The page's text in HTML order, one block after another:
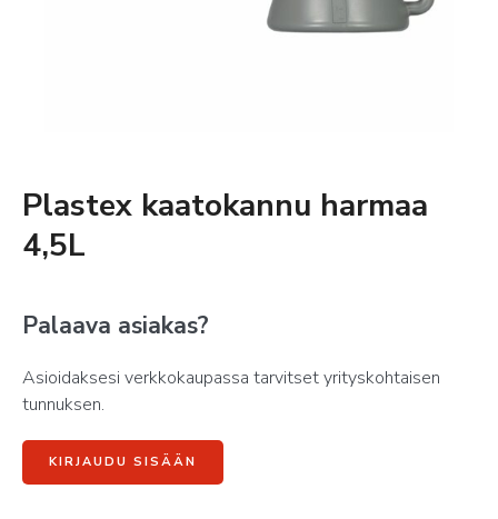
Plastex kaatokannu harmaa
4,5L
Palaava asiakas?
Asioidaksesi verkkokaupassa tarvitset yrityskohtaisen
tunnuksen.
KIRJAUDU SISÄÄN